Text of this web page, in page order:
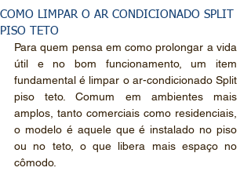
COMO LIMPAR O AR CONDICIONADO SPLIT
PISO TETO
Para quem pensa em como prolongar a vida
útil e no bom funcionamento, um item
fundamental é limpar o ar-condicionado Split
piso teto. Comum em ambientes mais
amplos, tanto comerciais como residenciais,
o modelo é aquele que é instalado no piso
ou no teto, o que libera mais espaço no
cômodo.